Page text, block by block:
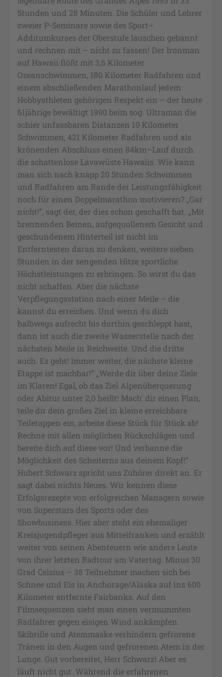
Stunden und 28 Minuten. Die Schüler und Lehrer
zweier P-Seminare sowie des Sport–
Additumkurses der Oberstufe lauschen gebannt
und rechnen mit – nicht zu fassen! Der Ironman
auf Hawaii flößt mit 3,6 Kilometer
Ozeanschwimmen, 180 Kilometer Radfahren und
einem abschließenden Marathonlauf jedem
Hobbyathleten gehörigen Respekt ein – der heute
61jährige bewältigt 1990 beim sog. Ultraman die
schier unfassbaren Distanzen 10 Kilometer
Schwimmen, 421 Kilometer Radfahren und als
krönenden Abschluss einen 84km–Lauf durch
die schattenlose Lavawüste Hawaiis. Wie kann
man sich nach knapp 20 Stunden Schwimmen
und Radfahren am Rande der Leistungsfähigkeit
noch für einen Doppelmarathon motivieren? „Gar
nicht!”, sagt der, der dies schon geschafft hat. „Mit
brennenden Beinen, aufgequollenem Gesicht und
geschundenem Hinterteil ist nicht im
Entferntesten daran zu denken, weitere sieben
Stunden in der sengenden Hitze sportliche
Höchstleistungen zu erbringen. So wirst du das
nicht schaffen. Aber die nächste
Verpflegungsstation nach einer Meile – die
kannst du erreichen. Und wenn du dich
halbwegs aufrecht bis dorthin geschleppt hast,
dann ist auch die zweite Wasserstelle nach der
nächsten Meile in Reichweite. Und die dritte
auch. Es geht! Immer weiter, die nächste kleine
Etappe ist machbar!” „Werde dir über deine Ziele
im Klaren! Egal, ob das Ziel Alpenüberquerung
oder Abitur unter 2,0 heißt! Mach' dir einen Plan,
teile dir dein großes Ziel in kleine erreichbare
Teiletappen ein, arbeite diese Stück für Stück ab!
Rechne mit allen möglichen Rückschlägen und
bereite dich auf diese vor! Und verbanne die
Möglichkeit des Scheiterns aus deinem Kopf!”
Hubert Schwarz spricht uns Zuhörer direkt an. Er
sagt dabei nichts Neues. Wir kennen diese
Erfolgsrezepte von erfolgreichen Managern sowie
von Superstars des Sports oder des
Showbusiness. Hier aber steht ein ehemaliger
Kreisjugendpfleger aus Mittelfranken und erzählt
weiter von seinen Abenteuern wie andere Leute
von ihrer letzten Radtour am Vatertag. Minus 30
Grad Celsius – 38 Teilnehmer machen sich bei
Schnee und Eis in Anchorage/Alaska auf ins 600
Kilometer entfernte Fairbanks. Auf den
Filmsequenzen sieht man einen vermummten
Radfahrer gegen eisigen Wind ankämpfen.
Skibrille und Atemmaske verhindern gefrorene
Tränen in den Augen und gefrorenen Atem in der
Lunge. Gut vorbereitet, Herr Schwarz! Aber es
läuft nicht gut. Während die erfahrenen